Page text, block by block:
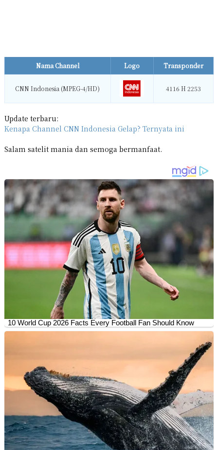
Nama Channel Logo Transponder
CNN Indonesia (MPEG-4/HD) 4116 H 2253
Update terbaru:
Kenapa Channel CNN Indonesia Gelap? Ternyata ini
Salam satelit mania dan semoga bermanfaat.